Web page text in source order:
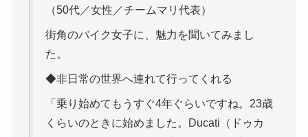
（50代／女性／チームマリ代表）
街角のバイク女子に、魅力を聞いてみまし
た。
◆非日常の世界へ連れて行ってくれる
「乗り始めてもうすぐ4年ぐらいですね。23歳
くらいのときに始めました。Ducati（ドゥカ